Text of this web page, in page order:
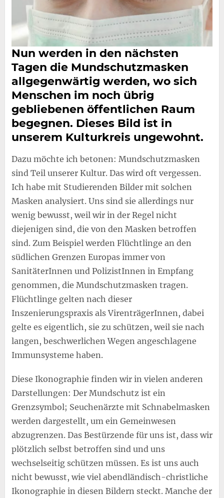
Nun werden in den nächsten
Tagen die Mundschutzmasken
allgegenwärtig werden, wo sich
Menschen im noch übrig
gebliebenen öffentlichen Raum
begegnen. Dieses Bild ist in
unserem Kulturkreis ungewohnt.
Dazu möchte ich betonen: Mundschutzmasken
sind Teil unserer Kultur. Das wird oft vergessen.
Ich habe mit Studierenden Bilder mit solchen
Masken analysiert. Uns sind sie allerdings nur
wenig bewusst, weil wir in der Regel nicht
diejenigen sind, die von den Masken betroffen
sind. Zum Beispiel werden Flüchtlinge an den
südlichen Grenzen Europas immer von
SanitäterInnen und PolizistInnen in Empfang
genommen, die Mundschutzmasken tragen.
Flüchtlinge gelten nach dieser
Inszenierungspraxis als VirenträgerInnen, dabei
gelte es eigentlich, sie zu schützen, weil sie nach
langen, beschwerlichen Wegen angeschlagene
Immunsysteme haben.
Diese Ikonographie finden wir in vielen anderen
Darstellungen: Der Mundschutz ist ein
Grenzsymbol; Seuchenärzte mit Schnabelmasken
werden dargestellt, um ein Gemeinwesen
abzugrenzen. Das Bestürzende für uns ist, dass wir
plötzlich selbst betroffen sind und uns
wechselseitig schützen müssen. Es ist uns auch
nicht bewusst, wie viel abendländisch-christliche
Ikonographie in diesen Bildern steckt. Manche der